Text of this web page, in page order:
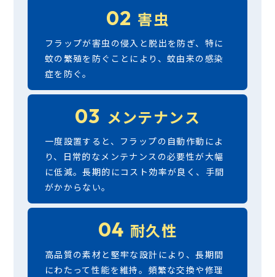
02 害虫
フラップが害虫の侵入と脱出を防ぎ、特に
蚊の繁殖を防ぐことにより、蚊由来の感染
症を防ぐ。
03 メンテナンス
一度設置すると、フラップの自動作動によ
り、日常的なメンテナンスの必要性が大幅
に低減。長期的にコスト効率が良く、手間
がかからない。
04 耐久性
高品質の素材と堅牢な設計により、長期間
にわたって性能を維持。頻繁な交換や修理